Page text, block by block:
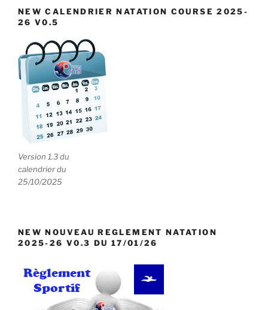
NEW CALENDRIER NATATION COURSE 2025-
26 V0.5
Version 1.3 du
calendrier du
25/10/2025
NEW NOUVEAU REGLEMENT NATATION
2025-26 V0.3 DU 17/01/26